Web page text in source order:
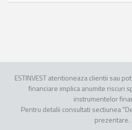
ESTINVEST atentioneaza clientii sau
financiare implica anumite riscuri
instrumentelor
Pentru detalii consultati sectiunea
prezentare.